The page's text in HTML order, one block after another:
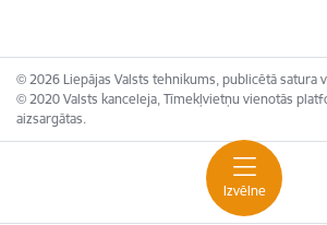
Izvēlne
© 2026 Liepājas Valsts tehnikums, publicētā satura
© 2020 Valsts kanceleja, Tīmekļvietņu vienotās
aizsargātas.